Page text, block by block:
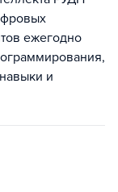
ежегодно
и